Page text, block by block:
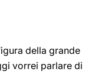
della grande
vorrei parlare di